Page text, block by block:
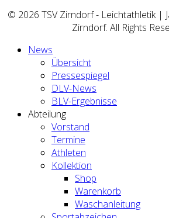
© 2026 TSV Zirndorf - Leichtathletik |
Zirndorf. All Rights
News
Übersicht
Pressespiegel
DLV-News
BLV-Ergebnisse
Abteilung
Vorstand
Termine
Athleten
Kollektion
Shop
Warenkorb
Waschanleitung